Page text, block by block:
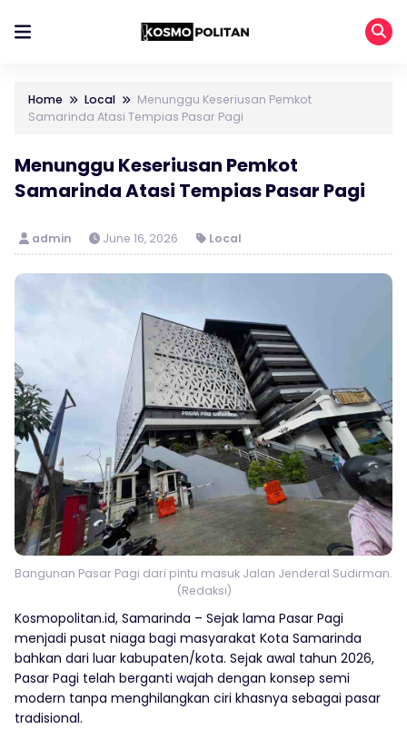
Home Local
Menunggu Keseriusan Pemkot
Samarinda Atasi Tempias Pasar Pagi
Menunggu Keseriusan Pemkot
Samarinda Atasi Tempias Pasar Pagi
admin June 16, 2026 Local
Bangunan Pasar Pagi dari pintu masuk Jalan Jenderal Sudirman.
(Redaksi)
Kosmopolitan.id, Samarinda – Sejak lama Pasar Pagi
menjadi pusat niaga bagi masyarakat Kota Samarinda
bahkan dari luar kabupaten/kota. Sejak awal tahun 2026,
Pasar Pagi telah berganti wajah dengan konsep semi
modern tanpa menghilangkan ciri khasnya sebagai pasar
tradisional.